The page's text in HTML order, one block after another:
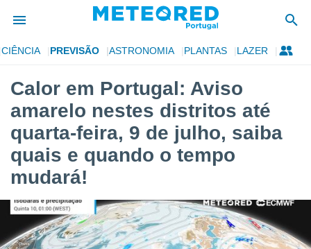
foi
para
as
fornecidas
das
e
CIÊNCIA PREVISÃO ASTRONOMIA PLANTAS LAZER
Calor em Portugal: Aviso
amarelo nestes distritos até
quarta-feira, 9 de julho, saiba
quais e quando o tempo
mudará!